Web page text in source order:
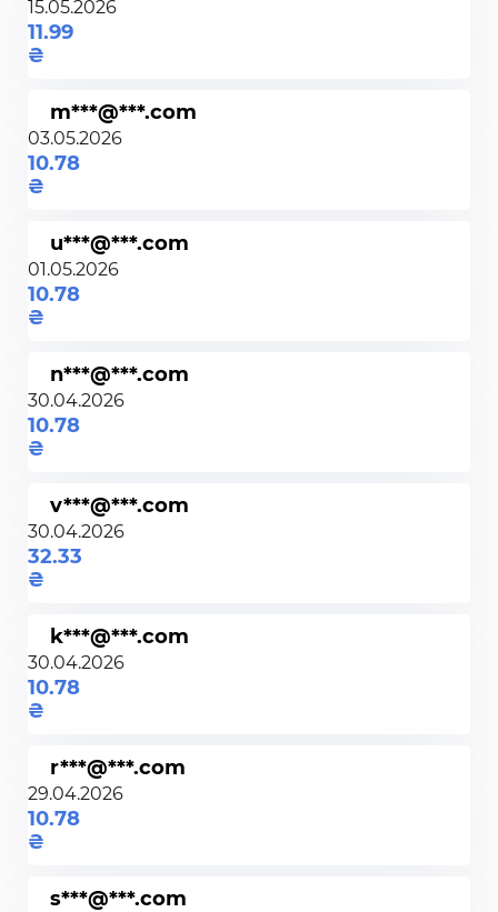
15.05.2026
11.99
m***@***.com
03.05.2026
10.78
u***@***.com
01.05.2026
10.78
n***@***.com
30.04.2026
10.78
v***@***.com
30.04.2026
32.33
k***@***.com
30.04.2026
10.78
r***@***.com
29.04.2026
10.78
s***@***.com